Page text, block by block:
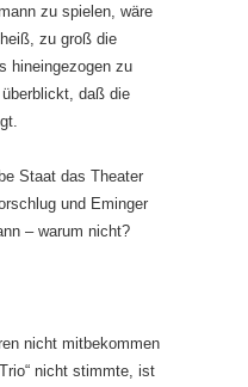
zu spielen, wäre
zu groß die
hineingezogen zu
daß die
Staat das Theater
und Eminger
– warum nicht?
nicht mitbekommen
nicht stimmte, ist